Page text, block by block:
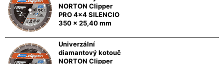
NORTON Clipper
PRO 4x4 SILENCIO
350 x 25,40 mm
Univerzální
diamantový kotouč
NORTON Clipper